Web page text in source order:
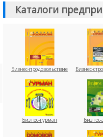
Каталоги
Бизнес-продовольствие Бизнес-
Бизнес-гурман Бизнес-